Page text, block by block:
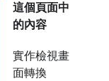
這個頁面中
的內容
實作檢視畫
面轉換